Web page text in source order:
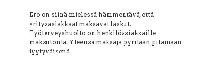
Ero on siinä mielessä hämmentävä, että
yritysasiakkaat maksavat laskut.
Työterveyshuolto on henkilöasiakkaille
maksutonta. Yleensä maksaja pyritään pitämään
tyytyväisenä.